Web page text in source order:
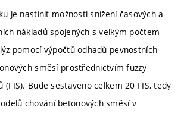
je nastínit možnosti snížení časových a
nákladů spojených s velkým počtem
pomocí výpočtů odhadů pevnostních
směsí prostřednictvím fuzzy
Bude sestaveno celkem 20 FIS, tedy
chování betonových směsí v